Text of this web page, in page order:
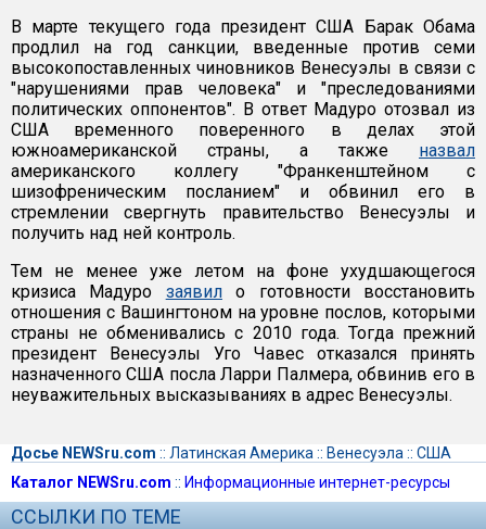
В марте текущего года президент США Барак Обама
продлил на год санкции, введенные против семи
высокопоставленных чиновников Венесуэлы в связи с
"нарушениями прав человека" и "преследованиями
политических оппонентов". В ответ Мадуро отозвал из
США временного поверенного в делах этой
южноамериканской страны, а также назвал
американского коллегу "Франкенштейном с
шизофреническим посланием" и обвинил его в
стремлении свергнуть правительство Венесуэлы и
получить над ней контроль.
Тем не менее уже летом на фоне ухудшающегося
кризиса Мадуро заявило готовности восстановить
отношения с Вашингтоном на уровне послов, которыми
страны не обменивались с 2010 года. Тогда прежний
президент Венесуэлы Уго Чавес отказался принять
назначенного США посла Ларри Палмера, обвинив его в
неуважительных высказываниях в адрес Венесуэлы.
Досье NEWSru.com :: Латинская Америка :: Венесуэла :: США
Каталог NEWSru.com :: Информационные интернет-ресурсы
ССЫЛКИ ПО ТЕМЕ